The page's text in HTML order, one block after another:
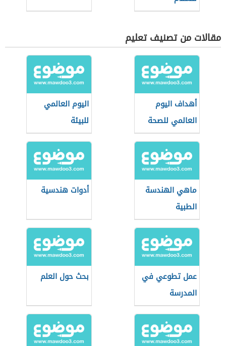
مقالات من تصنيف تعليم
أهداف اليوم
العالمي للصحة
النفسية
اليوم العالمي
للبيئة
ماهي الهندسة
الطبية
أدوات هندسية
عمل تطوعي في
المدرسة
بحث حول العلم